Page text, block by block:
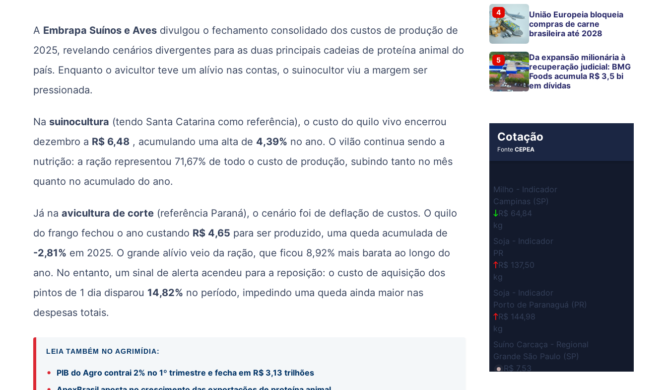
A Embrapa Suínos e Aves divulgou o fechamento consolidado dos custos de produção de
2025, revelando cenários divergentes para as duas principais cadeias de proteína animal do
país. Enquanto o avicultor teve um alívio nas contas, o suinocultor viu a margem ser
pressionada.
Na suinocultura (tendo Santa Catarina como referência), o custo do quilo vivo encerrou
dezembro a R$ 6,48 , acumulando uma alta de 4,39% no ano. O vilão continua sendo a
nutrição: a ração representou 71,67% de todo o custo de produção, subindo tanto no mês
quanto no acumulado do ano.
Já naavicultura de corte (referência Paraná), o cenário foi de deflação de custos. O quilo
do frango fechou o ano custando R$ 4,65 para ser produzido, uma queda acumulada de
-2,81% em 2025. O grande alívio veio da ração, que ficou 8,92% mais barata ao longo do
ano. No entanto, um sinal de alerta acendeu para a reposição: o custo de aquisição dos
pintos de 1 dia disparou 14,82% no período, impedindo uma queda ainda maior nas
despesas totais.
LEIA TAMBÉM NO AGRIMÍDIA:
• PIB do Agro contrai 2% no 1º trimestre e fecha em R$ 3,13 trilhões
4
União Europeia bloqueia
compras de carne
brasileira até 2028
5
Da expansão milionária à
recuperação judicial: BMG
Foods acumula R$ 3,5 bi
em dívidas
Cotação
FonteCEPEA
Milho - Indicador
Campinas (SP)
R$ 64,84
kg
Soja - Indicador
PR
R$ 137,50
kg
Soja - Indicador
Porto de Paranaguá (PR)
R$ 144,98
kg
Suíno Carcaça - Regional
Grande São Paulo (SP)
R$ 7,53